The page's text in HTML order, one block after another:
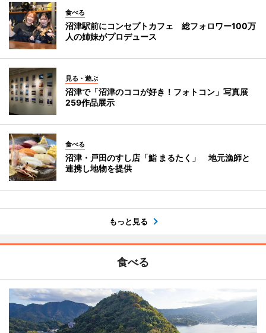
食べる
沼津駅前にコンセプトカフェ 総フォロワー100万
人の姉妹がプロデュース
見る・遊ぶ
沼津で「沼津のココが好き！フォトコン」写真展
259作品展示
食べる
沼津・戸田のすし店「鮨 まるたく」 地元漁師と
連携し地物を提供
もっと見る
食べる